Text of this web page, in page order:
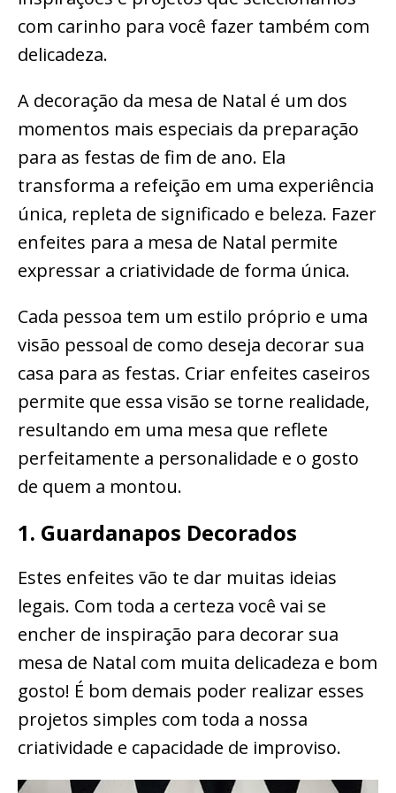
com carinho para você fazer também com
delicadeza.
A decoração da mesa de Natal é um dos
momentos mais especiais da preparação
para as festas de fim de ano. Ela
transforma a refeição em uma experiência
única, repleta de significado e beleza. Fazer
enfeites para a mesa de Natal permite
expressar a criatividade de forma única.
Cada pessoa tem um estilo próprio e uma
visão pessoal de como deseja decorar sua
casa para as festas. Criar enfeites caseiros
permite que essa visão se torne realidade,
resultando em uma mesa que reflete
perfeitamente a personalidade e o gosto
de quem a montou.
1. Guardanapos Decorados
Estes enfeites vão te dar muitas ideias
legais. Com toda a certeza você vai se
encher de inspiração para decorar sua
mesa de Natal com muita delicadeza e bom
gosto! É bom demais poder realizar esses
projetos simples com toda a nossa
criatividade e capacidade de improviso.